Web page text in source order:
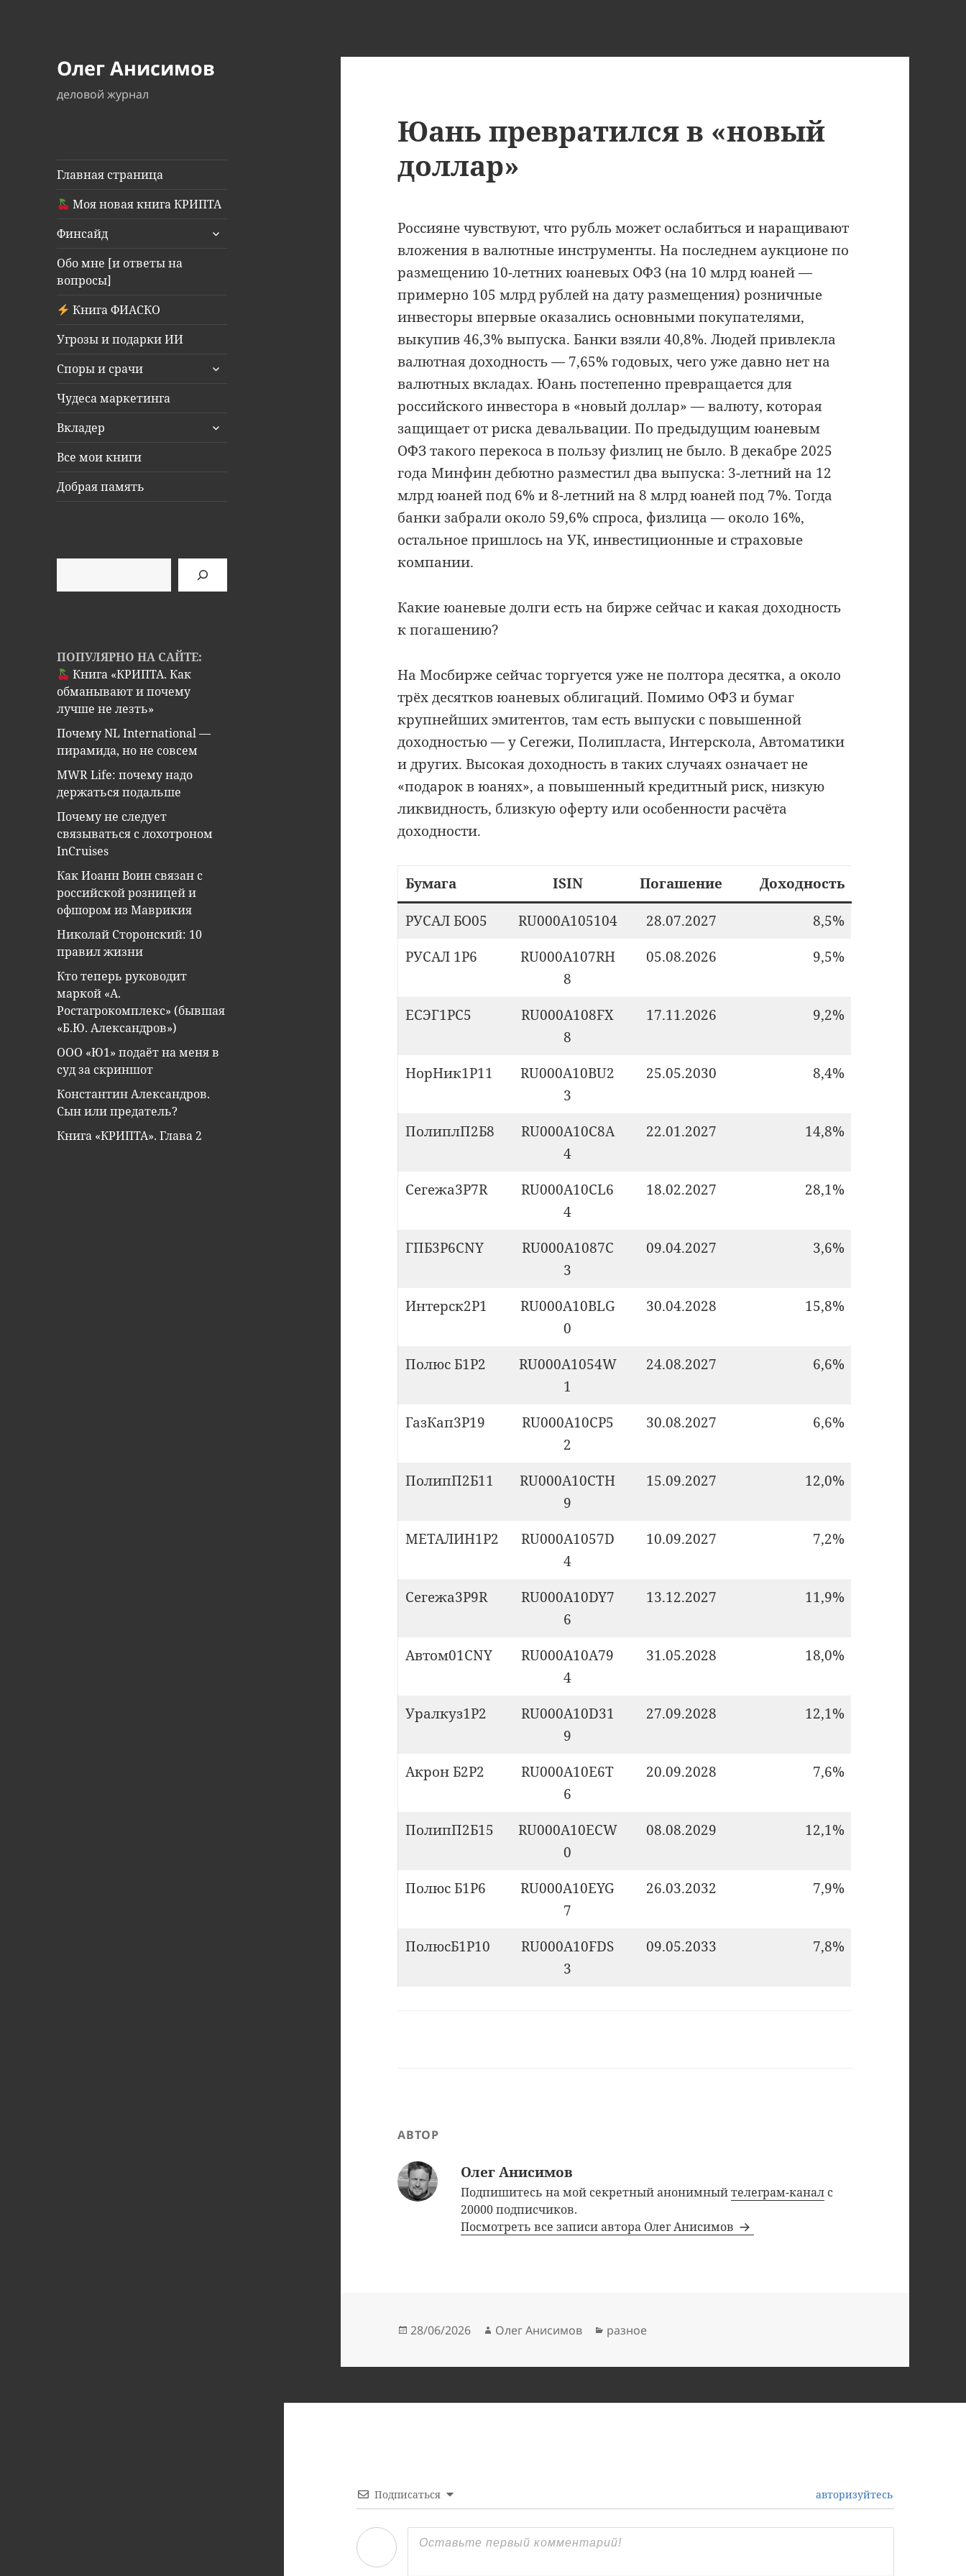
Олег Анисимов
деловой журнал
Главная страница
Моя новая книга КРИПТА
Финсайд
раскрыть
Обо мне [и ответы на
вопросы]
Книга ФИАСКО
Угрозы и подарки ИИ
Споры и срачи
раскрыть
Чудеса маркетинга
Вкладер
раскрыть
Все мои книги
Добрая память
ПОПУЛЯРНО НА САЙТЕ:
Книга «КРИПТА. Как
обманывают и почему
лучше не лезть»
Почему NL International —
пирамида, но не совсем
MWR Life: почему надо
держаться подальше
Почему не следует
связываться с лохотроном
InCruises
Как Иоанн Воин связан с
российской розницей и
офшором из Маврикия
Николай Сторонский: 10
правил жизни
Кто теперь руководит
маркой «А.
Ростагрокомплекс» (бывшая
«Б.Ю. Александров»)
ООО «Ю1» подаёт на меня в
суд за скриншот
Константин Александров.
Сын или предатель?
Книга «КРИПТА». Глава 2
Юань превратился в «новый
доллар»
Россияне чувствуют, что рубль может ослабиться и наращивают
вложения в валютные инструменты. На последнем аукционе по
размещению 10-летних юаневых ОФЗ (на 10 млрд юаней —
примерно 105 млрд рублей на дату размещения) розничные
инвесторы впервые оказались основными покупателями,
выкупив 46,3% выпуска. Банки взяли 40,8%. Людей привлекла
валютная доходность — 7,65% годовых, чего уже давно нет на
валютных вкладах. Юань постепенно превращается для
российского инвестора в «новый доллар» — валюту, которая
защищает от риска девальвации. По предыдущим юаневым
ОФЗ такого перекоса в пользу физлиц не было. В декабре 2025
года Минфин дебютно разместил два выпуска: 3-летний на 12
млрд юаней под 6% и 8-летний на 8 млрд юаней под 7%. Тогда
банки забрали около 59,6% спроса, физлица — около 16%,
остальное пришлось на УК, инвестиционные и страховые
компании.
Какие юаневые долги есть на бирже сейчас и какая доходность
к погашению?
На Мосбирже сейчас торгуется уже не полтора десятка, а около
трёх десятков юаневых облигаций. Помимо ОФЗ и бумаг
крупнейших эмитентов, там есть выпуски с повышенной
доходностью — у Сегежи, Полипласта, Интерскола, Автоматики
и других. Высокая доходность в таких случаях означает не
«подарок в юанях», а повышенный кредитный риск, низкую
ликвидность, близкую оферту или особенности расчёта
доходности.
Бумага ISIN Погашение
Доходность
РУСАЛ БО05
RU000A105104 28.07.2027
8,5%
РУСАЛ 1Р6
RU000A107RH
8
05.08.2026 9,5%
ЕСЭГ1PC5
RU000A108FX
8
17.11.2026 9,2%
НорНик1P11
RU000A10BU2
3
25.05.2030 8,4%
ПолиплП2Б8
RU000A10C8A
4
22.01.2027 14,8%
Сегежа3P7R
RU000A10CL6
4
18.02.2027 28,1%
ГПБ3P6CNY
RU000A1087C
3
09.04.2027 3,6%
Интерск2P1
RU000A10BLG
0
30.04.2028 15,8%
Полюс Б1P2
RU000A1054W
1
24.08.2027 6,6%
ГазКап3P19
RU000A10CP5
2
30.08.2027 6,6%
ПолипП2Б11
RU000A10CTH
9
15.09.2027 12,0%
МЕТАЛИН1P2
RU000A1057D
4
10.09.2027 7,2%
Сегежа3P9R
RU000A10DY7
6
13.12.2027 11,9%
Автом01CNY
RU000A10A79
4
31.05.2028 18,0%
Уралкуз1Р2
RU000A10D31
9
27.09.2028 12,1%
Акрон Б2P2
RU000A10E6T
6
20.09.2028 7,6%
ПолипП2Б15
RU000A10ECW
0
08.08.2029 12,1%
Полюс Б1P6
RU000A10EYG
7
26.03.2032 7,9%
ПолюсБ1P10
RU000A10FDS
3
09.05.2033 7,8%
АВТОР
Олег Анисимов
Подпишитесь на мой секретный анонимныйтелеграм-канал с
20000 подписчиков.
Посмотреть все записи автора Олег Анисимов
Опубликовано
28/06/2026 Автор
Олег Анисимов Рубрики
разное
Подписаться авторизуйтесь